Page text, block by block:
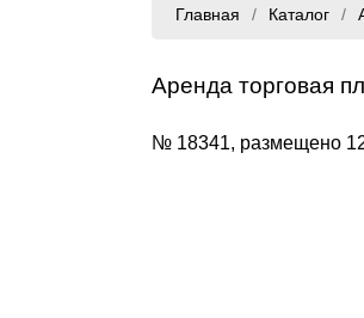
Главная Каталог
Аренда торговая
№ 18341, размещено